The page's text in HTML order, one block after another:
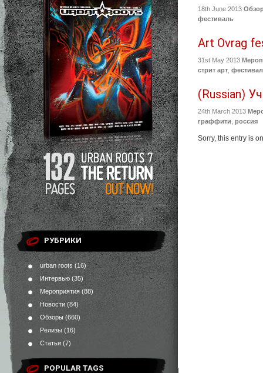
РУБРИКИ
urban roots (16)
Интервью (35)
Мероприятия (88)
Новости (84)
Обзоры (660)
Релизы (16)
Статьи (7)
POPULAR TAGS
18th June 2013
фестиваль
Art Ovrag
31st May 2013
стрит арт
(Russian)
24th March 2013
граффити россия
Sorry, this entry is